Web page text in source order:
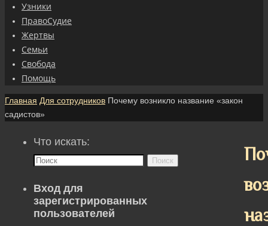
Узники
ПравоСудие
Жертвы
Семьи
Свобода
Помощь
Главная Для сотрудников Почему возникло название «закон
садистов»
Что искать:
Поиск
Вход для
зарегистрированных
пользователей